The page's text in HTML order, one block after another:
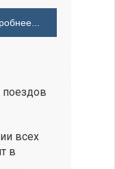
поездов
всех
в